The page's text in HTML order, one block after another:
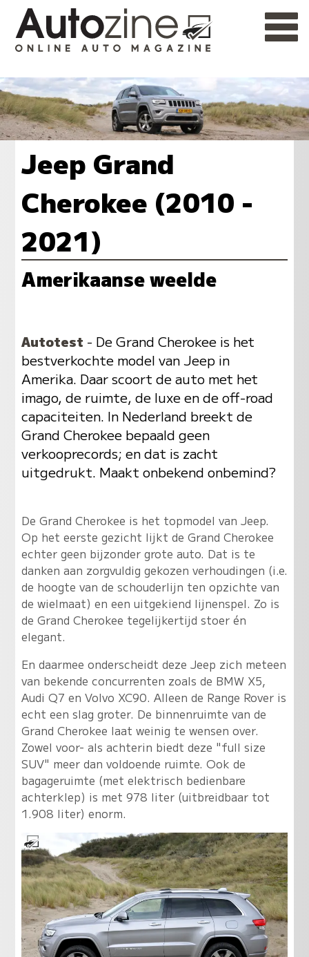
Jeep Grand
Cherokee (2010 -
2021)
Amerikaanse weelde
Autotest - De Grand Cherokee is het
bestverkochte model van Jeep in
Amerika. Daar scoort de auto met het
imago, de ruimte, de luxe en de off-road
capaciteiten. In Nederland breekt de
Grand Cherokee bepaald geen
verkooprecords; en dat is zacht
uitgedrukt. Maakt onbekend onbemind?
De Grand Cherokee is het topmodel van Jeep.
Op het eerste gezicht lijkt de Grand Cherokee
echter geen bijzonder grote auto. Dat is te
danken aan zorgvuldig gekozen verhoudingen (i.e.
de hoogte van de schouderlijn ten opzichte van
de wielmaat) en een uitgekiend lijnenspel. Zo is
de Grand Cherokee tegelijkertijd stoer én
elegant.
En daarmee onderscheidt deze Jeep zich meteen
van bekende concurrenten zoals de BMW X5,
Audi Q7 en Volvo XC90. Alleen de Range Rover is
echt een slag groter. De binnenruimte van de
Grand Cherokee laat weinig te wensen over.
Zowel voor- als achterin biedt deze "full size
SUV" meer dan voldoende ruimte. Ook de
bagageruimte (met elektrisch bedienbare
achterklep) is met 978 liter (uitbreidbaar tot
1.908 liter) enorm.